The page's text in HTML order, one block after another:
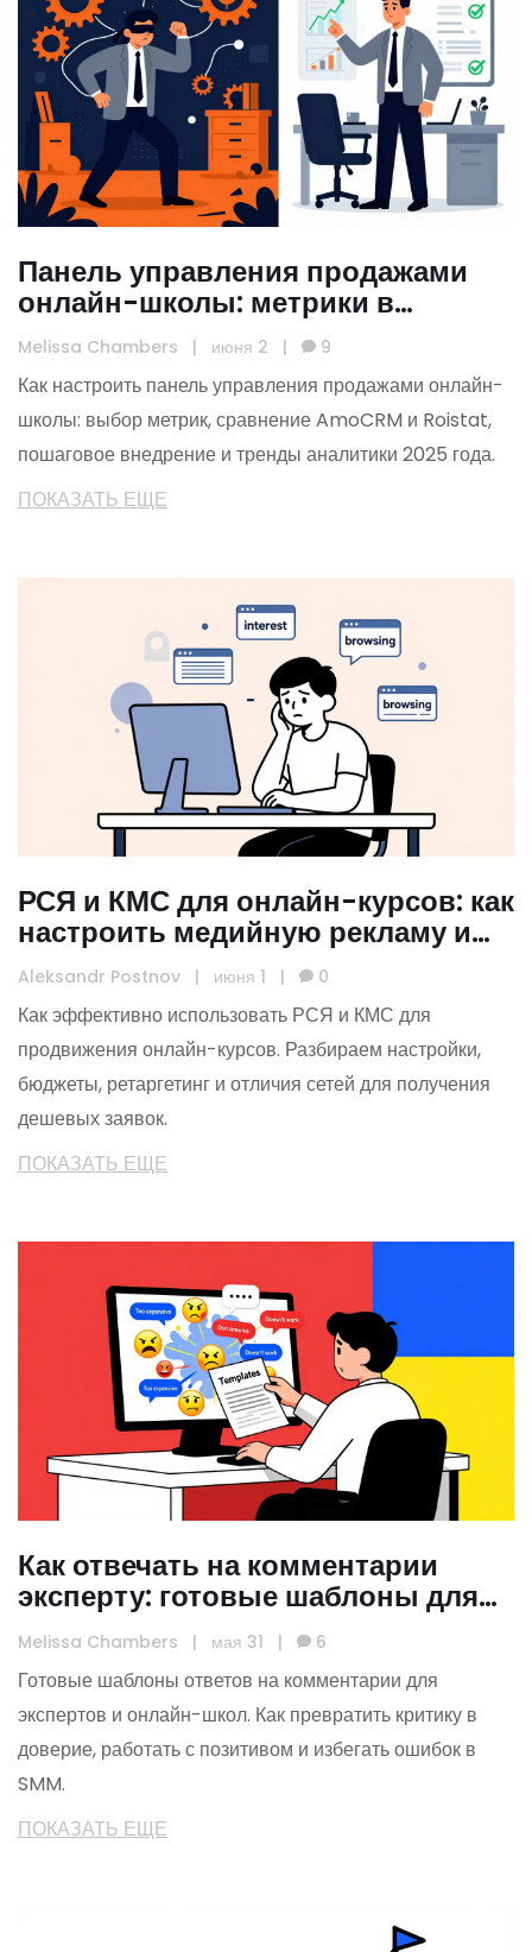
Панель управления продажами
онлайн-школы: метрики в
реальном времени
Melissa Chambers | июня 2 | 9
Как настроить панель управления продажами онлайн-
школы: выбор метрик, сравнение AmoCRM и Roistat,
пошаговое внедрение и тренды аналитики 2025 года.
ПОКАЗАТЬ ЕЩЕ
РСЯ и КМС для онлайн-курсов: как
настроить медийную рекламу и
получить дешевые заявки
Aleksandr Postnov | июня 1 | 0
Как эффективно использовать РСЯ и КМС для
продвижения онлайн-курсов. Разбираем настройки,
бюджеты, ретаргетинг и отличия сетей для получения
дешевых заявок.
ПОКАЗАТЬ ЕЩЕ
Как отвечать на комментарии
эксперту: готовые шаблоны для
SMM онлайн-школ
Melissa Chambers | мая 31 | 6
Готовые шаблоны ответов на комментарии для
экспертов и онлайн-школ. Как превратить критику в
доверие, работать с позитивом и избегать ошибок в
SMM.
ПОКАЗАТЬ ЕЩЕ